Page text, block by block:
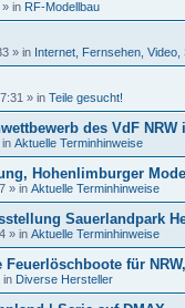
» in RF-Modellbau
» in Internet, Fernsehen, Video,
» in Teile gesucht!
des VdF
in Aktuelle Terminhinweise
Hohenlimburger
» in Aktuelle Terminhinweise
Sauerlandpark
» in Aktuelle Terminhinweise
Feuerlöschboote für
in Diverse Hersteller